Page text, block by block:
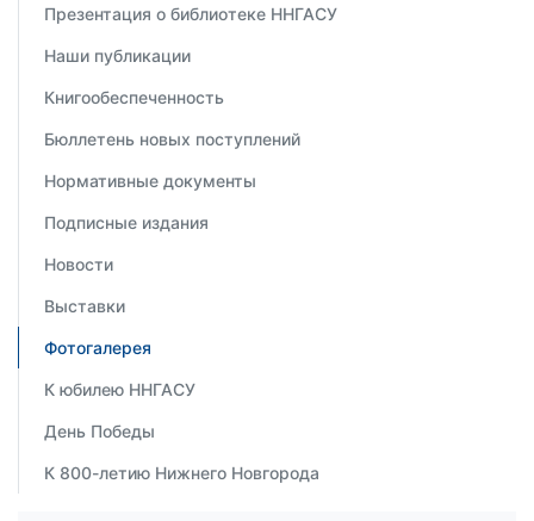
Презентация о библиотеке ННГАСУ
Наши публикации
Книгообеспеченность
Бюллетень новых поступлений
Нормативные документы
Подписные издания
Новости
Выставки
Фотогалерея
К юбилею ННГАСУ
День Победы
К 800-летию Нижнего Новгорода